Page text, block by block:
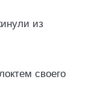
из
своего